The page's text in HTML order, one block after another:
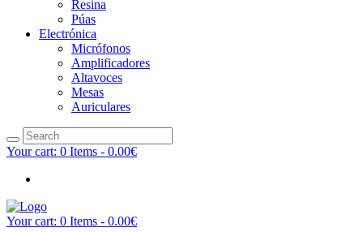
Resina
Púas
Electrónica
Micrófonos
Amplificadores
Altavoces
Mesas
Auriculares
Your cart: 0 Items - 0.00€
Your cart: 0 Items - 0.00€